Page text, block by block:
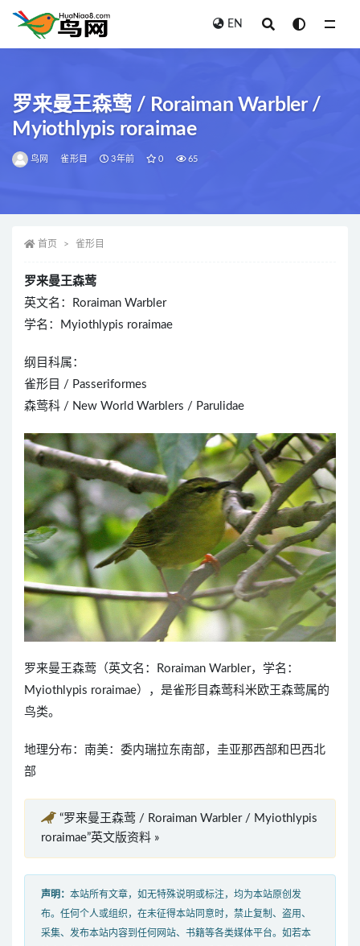
EN
罗来曼王森莺 / Roraiman Warbler /
Myiothlypis roraimae
鸟网 雀形目 3年前 0 65
首页 雀形目
罗来曼王森莺
英文名：Roraiman Warbler
学名：Myiothlypis roraimae
纲目科属：
雀形目 / Passeriformes
森莺科 / New World Warblers / Parulidae
罗来曼王森莺（英文名：Roraiman Warbler，学名：
Myiothlypis roraimae），是雀形目森莺科米欧王森莺属的
鸟类。
地理分布：南美：委内瑞拉东南部，圭亚那西部和巴西北
部
“罗来曼王森莺 / Roraiman Warbler / Myiothlypis
roraimae”英文版资料 »
声明： 本站所有文章，如无特殊说明或标注，均为本站原创发
布。任何个人或组织，在未征得本站同意时，禁止复制、盗用、
采集、发布本站内容到任何网站、书籍等各类媒体平台。如若本